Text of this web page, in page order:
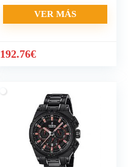
VER MÁS
192.76€